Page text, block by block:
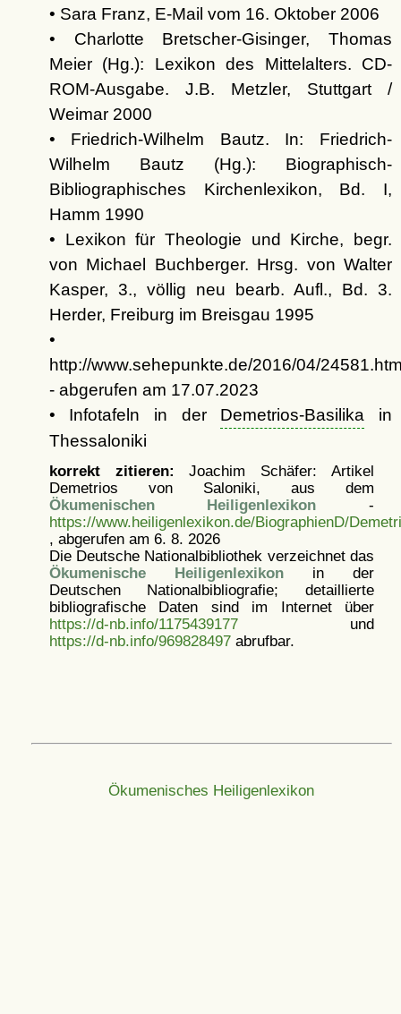
• Sara Franz, E-Mail vom 16. Oktober 2006
• Charlotte Bretscher-Gisinger, Thomas
Meier (Hg.): Lexikon des Mittelalters. CD-
ROM-Ausgabe. J.B. Metzler, Stuttgart /
Weimar 2000
• Friedrich-Wilhelm Bautz. In: Friedrich-
Wilhelm Bautz (Hg.): Biographisch-
Bibliographisches Kirchenlexikon, Bd. I,
Hamm 1990
• Lexikon für Theologie und Kirche, begr.
von Michael Buchberger. Hrsg. von Walter
Kasper, 3., völlig neu bearb. Aufl., Bd. 3.
Herder, Freiburg im Breisgau 1995
•
http://www.sehepunkte.de/2016/04/
- abgerufen am 17.07.2023
• Infotafeln in der Demetrios-Basilika in
Thessaloniki
korrekt zitieren: Joachim Schäfer: Artikel
Demetrios von Saloniki, aus dem
Ökumenischen Heiligenlexikon -
https://www.heiligenlexikon.de/BiographienD/
, abgerufen am 6. 8. 2026
Die Deutsche Nationalbibliothek verzeichnet das
Ökumenische Heiligenlexikonin der
Deutschen Nationalbibliografie; detaillierte
bibliografische Daten sind im Internet über
https://d-nb.info/1175439177und
https://d-nb.info/969828497abrufbar.
Ökumenisches Heiligenlexikon